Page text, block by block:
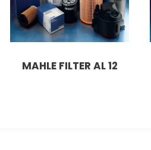
MAHLE FILTER AL 12